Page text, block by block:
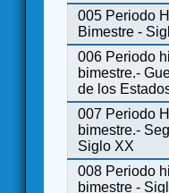
005 Periodo
Bimestre -
006 Periodo
bimestre.-
de los
007 Periodo
bimestre.-
Siglo XX
008 Periodo
bimestre -